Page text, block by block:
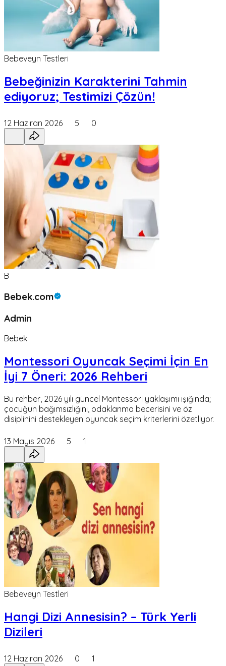
Bebeveyn Testleri
Bebeğinizin Karakterini Tahmin
ediyoruz; Testimizi Çözün!
12 Haziran 2026 5 0
B
Bebek.com
Admin
Bebek
Montessori Oyuncak Seçimi İçin En
İyi 7 Öneri: 2026 Rehberi
Bu rehber, 2026 yılı güncel Montessori yaklaşımı ışığında;
çocuğun bağımsızlığını, odaklanma becerisini ve öz
disiplinini destekleyen oyuncak seçim kriterlerini özetliyor.
13 Mayıs 2026 5 1
Bebeveyn Testleri
Hangi Dizi Annesisin? – Türk Yerli
Dizileri
12 Haziran 2026 0 1